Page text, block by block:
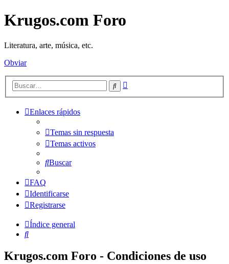
Krugos.com Foro
Literatura, arte, música, etc.
Obviar
Buscar
Enlaces rápidos
Temas sin respuesta
Temas activos
Buscar
FAQ
Identificarse
Registrarse
Índice general
Buscar
Krugos.com Foro - Condiciones de uso